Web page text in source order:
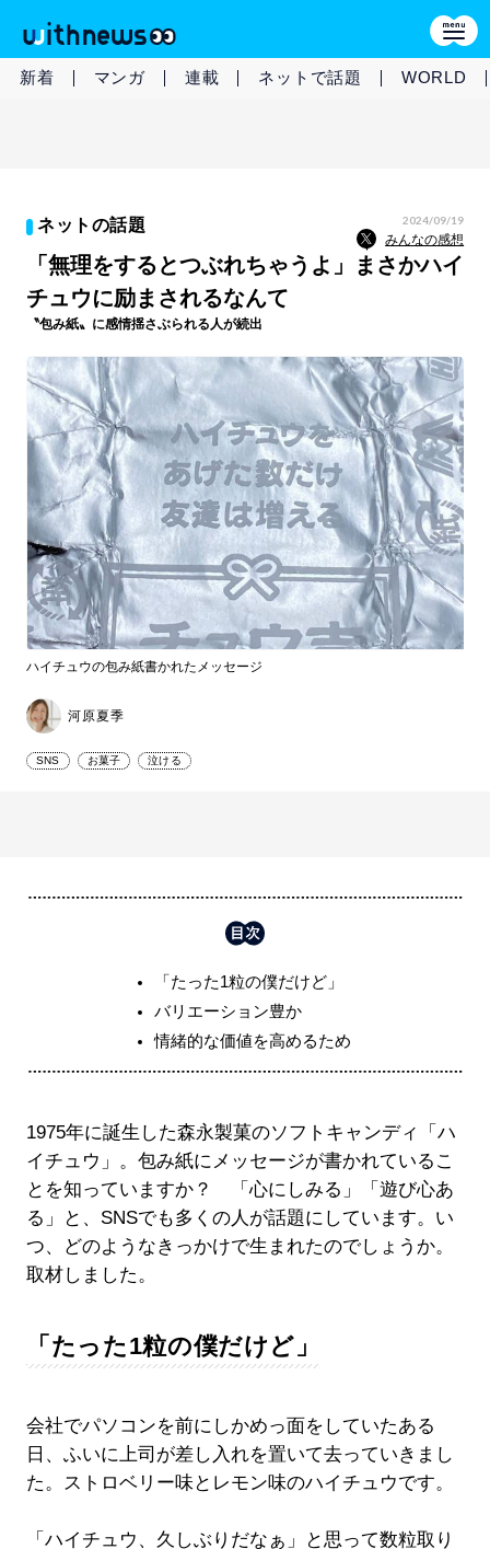
新着 マンガ 連載 ネットで話題 WORLD
ネットの話題 2024/09/19
みんなの感想
「無理をするとつぶれちゃうよ」まさかハイ
チュウに励まされるなんて
〝包み紙〟に感情揺さぶられる人が続出
ハイチュウの包み紙書かれたメッセージ
河原夏季
SNS お菓子 泣ける
「たった1粒の僕だけど」
バリエーション豊か
情緒的な価値を高めるため
1975年に誕生した森永製菓のソフトキャンディ「ハ
イチュウ」。包み紙にメッセージが書かれているこ
とを知っていますか？ 「心にしみる」「遊び心あ
る」と、SNSでも多くの人が話題にしています。い
つ、どのようなきっかけで生まれたのでしょうか。
取材しました。
「たった1粒の僕だけど」
会社でパソコンを前にしかめっ面をしていたある
日、ふいに上司が差し入れを置いて去っていきまし
た。ストロベリー味とレモン味のハイチュウです。
「ハイチュウ、久しぶりだなぁ」と思って数粒取り